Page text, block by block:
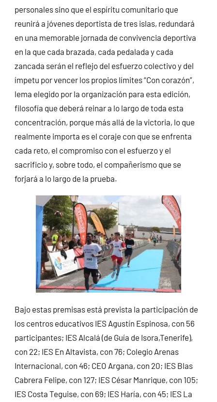
personales sino que el espíritu comunitario que
reunirá a jóvenes deportista de tres islas, redundará
en una memorable jornada de convivencia deportiva
en la que cada brazada, cada pedalada y cada
zancada serán el reflejo del esfuerzo colectivo y del
ímpetu por vencer los propios límites “Con corazón”,
lema elegido por la organización para esta edición,
filosofía que deberá reinar a lo largo de toda esta
concentración, porque más allá de la victoria, lo que
realmente importa es el coraje con que se enfrenta
cada reto, el compromiso con el esfuerzo y el
sacrificio y, sobre todo, el compañerismo que se
forjará a lo largo de la prueba.
Bajo estas premisas está prevista la participación de
los centros educativos IES Agustín Espinosa, con 56
participantes; IES Alcalá (de Guía de Isora,Tenerife),
con 22; IES En Altavista, con 76; Colegio Arenas
Internacional, con 46; CEO Argana, con 20; IES Blas
Cabrera Felipe, con 127; IES César Manrique, con 105;
IES Costa Teguise, con 69; IES Haría, con 45; IES La